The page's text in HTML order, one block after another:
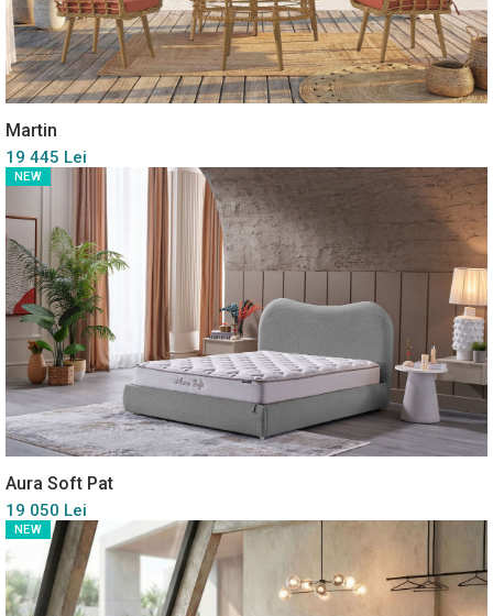
Martin
19 445 Lei
NEW
Aura Soft Pat
19 050 Lei
NEW